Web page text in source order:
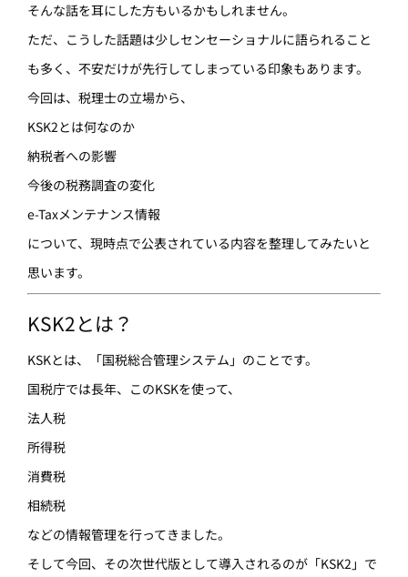
そんな話を耳にした方もいるかもしれません。
ただ、こうした話題は少しセンセーショナルに語られること
も多く、不安だけが先行してしまっている印象もあります。
今回は、税理士の立場から、
KSK2とは何なのか
納税者への影響
今後の税務調査の変化
e-Taxメンテナンス情報
について、現時点で公表されている内容を整理してみたいと
思います。
KSK2とは？
KSKとは、「国税総合管理システム」のことです。
国税庁では長年、このKSKを使って、
法人税
所得税
消費税
相続税
などの情報管理を行ってきました。
そして今回、その次世代版として導入されるのが「KSK2」で